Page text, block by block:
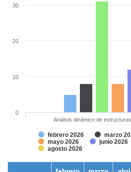
febrero 2026 marzo
mayo 2026
junio 2026
agosto 2026
Análisis dinámico de
0
10
20
30